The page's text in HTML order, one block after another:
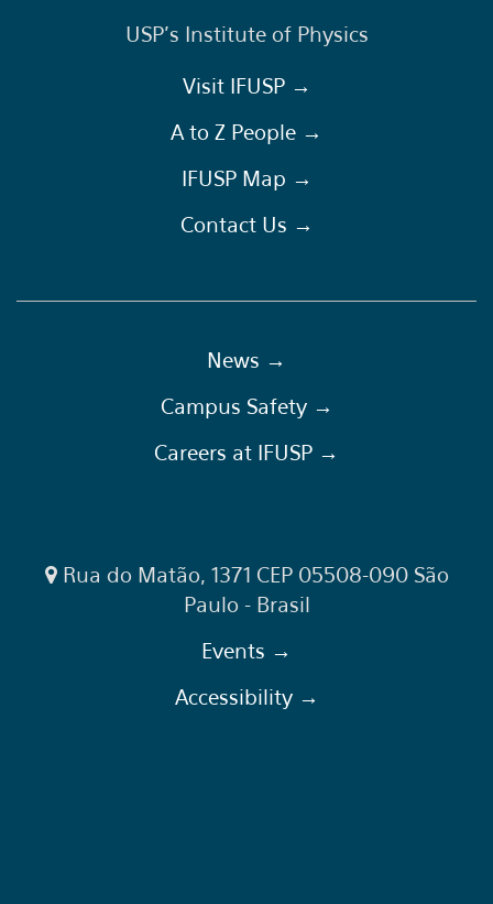
USP's Institute of Physics
Visit IFUSP →
A to Z People →
IFUSP Map →
Contact Us →
News →
Campus Safety →
Careers at IFUSP →
Rua do Matão, 1371 CEP 05508-090 São
Paulo - Brasil
Events →
Accessibility →